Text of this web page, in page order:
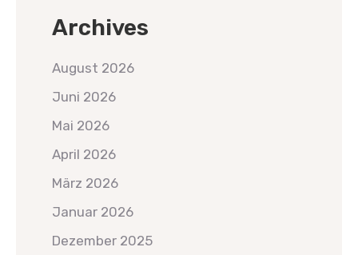
Archives
August 2026
Juni 2026
Mai 2026
April 2026
März 2026
Januar 2026
Dezember 2025